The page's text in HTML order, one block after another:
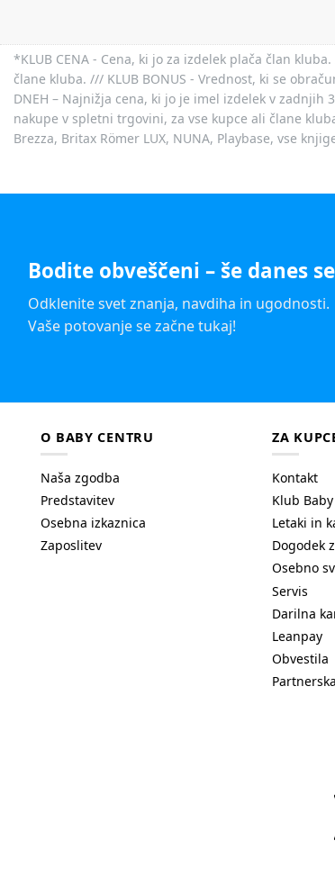
*KLUB CENA - Cena, ki jo za izdelek plača član
člane kluba. /// KLUB BONUS - Vrednost, ki se
DNEH – Najnižja cena, ki jo je imel izdelek v zadnjih
nakupe v spletni trgovini, za vse kupce ali člane
Brezza, Britax Römer LUX, NUNA, Playbase, vse
Bodite obveščeni – še danes
Odklenite svet znanja, navdiha in ugodnosti.
Vaše potovanje se začne tukaj!
O BABY CENTRU
Naša zgodba
Predstavitev
Osebna izkaznica
Zaposlitev
ZA
Kontakt
Klub
Letaki in
Dogodek
Osebno
Servis
Darilna
Leanpay
Obvestila